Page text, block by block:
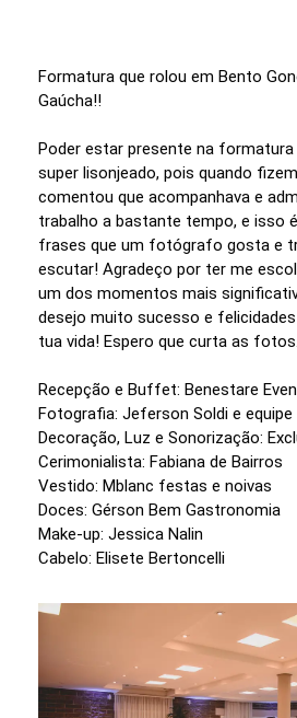
Formatura que rolou em Bento
Gaúcha!!
Poder estar presente na formatura
super lisonjeado, pois quando
comentou que acompanhava e
trabalho a bastante tempo, e isso
frases que um fotógrafo gosta e
escutar! Agradeço por ter me
um dos momentos mais
desejo muito sucesso e
tua vida! Espero que curta as
Recepção e Buffet: Benestare
Fotografia: Jeferson Soldi e equipe
Decoração, Luz e Sonorização:
Cerimonialista: Fabiana de Bairros
Vestido: Mblanc festas e noivas
Doces: Gérson Bem Gastronomia
Make-up: Jessica Nalin
Cabelo: Elisete Bertoncelli